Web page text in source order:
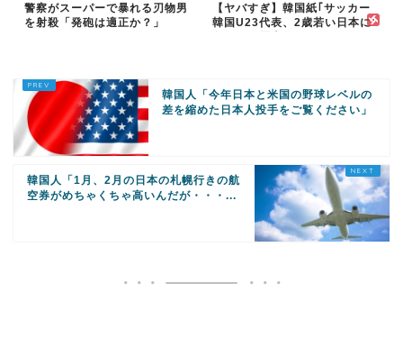
警察がスーパーで暴れる刃物男
を射殺「発砲は適正か？」
【ヤバすぎ】韓国紙｢サッカー
韓国U23代表、2歳若い日本に
韓国人「今年日本と米国の野球レベルの
差を縮めた日本人投手をご覧ください」
韓国人「1月、2月の日本の札幌行きの航
空券がめちゃくちゃ高いんだが・・・...